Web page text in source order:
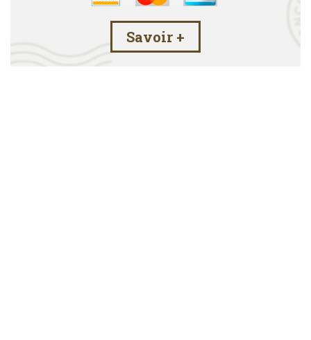
Savoir +